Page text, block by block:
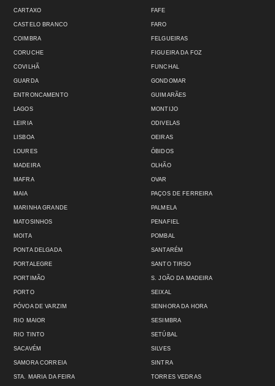
CARTAXO
CASTELO BRANCO
COIMBRA
CORUCHE
COVILHÃ
GUARDA
ENTRONCAMENTO
FAFE
FARO
FELGUEIRAS
FIGUEIRA DA FOZ
FUNCHAL
GONDOMAR
GUIMARÃES
LAGOS
LEIRIA
LISBOA
LOURES
MADEIRA
MAFRA
MAIA
MARINHA GRANDE
MATOSINHOS
MOITA
MONTIJO
ODIVELAS
OEIRAS
ÓBIDOS
OLHÃO
OVAR
PAÇOS DE FERREIRA
PALMELA
PENAFIEL
POMBAL
PONTA DELGADA
PORTALEGRE
PORTIMÃO
PORTO
PÓVOA DE VARZIM
RIO MAIOR
RIO TINTO
SACAVÉM
SAMORA CORREIA
STA. MARIA DA FEIRA
SANTARÉM
SANTO TIRSO
S. JOÃO DA MADEIRA
SEIXAL
SENHORA DA HORA
SESIMBRA
SETÚBAL
SILVES
SINTRA
TORRES VEDRAS